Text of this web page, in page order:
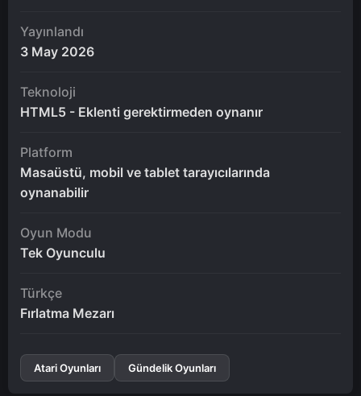
Yayınlandı
3 May 2026
Teknoloji
HTML5 - Eklenti gerektirmeden oynanır
Platform
Masaüstü, mobil ve tablet tarayıcılarında
oynanabilir
Oyun Modu
Tek Oyunculu
Türkçe
Fırlatma Mezarı
Atari Oyunları Gündelik Oyunları